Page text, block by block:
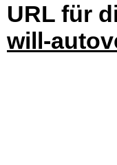
URL für
will-